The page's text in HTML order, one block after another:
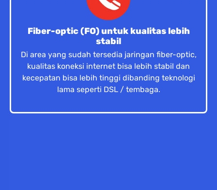
Fiber-optic (FO) untuk kualitas lebih
stabil
Di area yang sudah tersedia jaringan fiber-optic,
kualitas koneksi internet bisa lebih stabil dan
kecepatan bisa lebih tinggi dibanding teknologi
lama seperti DSL / tembaga.